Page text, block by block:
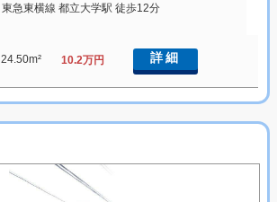
東急東横線 都立大学駅 徒歩12分
24.50m² 10.2万円 詳細